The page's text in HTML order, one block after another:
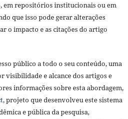
repositórios institucionais ou em
que isso pode gerar alterações
o impacto e as citações do artigo
público a todo o seu conteúdo, uma
visibilidade e alcance dos artigos e
informações sobre esta abordagem,
, projeto que desenvolveu este sistema
e pública da pesquisa,